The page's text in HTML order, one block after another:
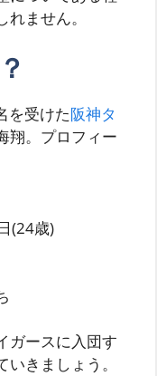
ません。
を受けた阪神タ
翔。プロフィー
(24歳)
ガースに入団す
きましょう。